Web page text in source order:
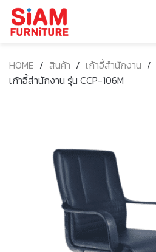
HOME / สินค้า / เก้าอี้สำนักงาน /
เก้าอี้สำนักงาน รุ่น CCP-106M